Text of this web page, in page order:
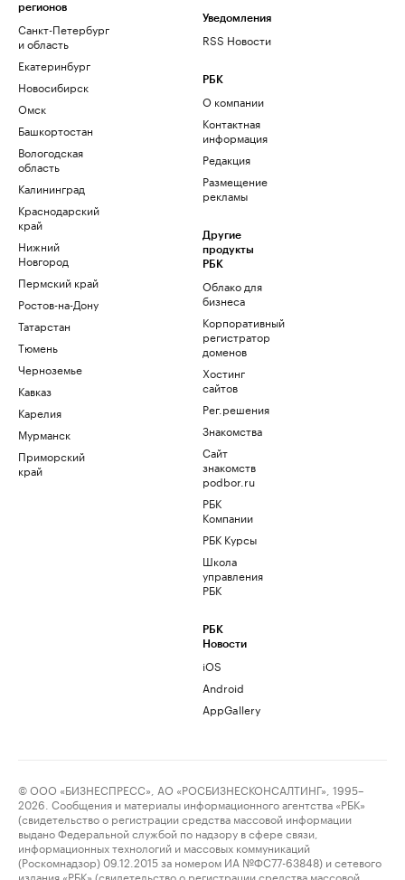
регионов
Санкт-Петербург
и область
Екатеринбург
Новосибирск
Омск
Башкортостан
Вологодская
область
Калининград
Краснодарский
край
Нижний
Новгород
Пермский край
Ростов-на-Дону
Татарстан
Тюмень
Черноземье
Кавказ
Карелия
Мурманск
Приморский
край
Уведомления
RSS Новости
РБК
О компании
Контактная
информация
Редакция
Размещение
рекламы
Другие
продукты
РБК
Облако для
бизнеса
Корпоративный
регистратор
доменов
Хостинг
сайтов
Рег.решения
Знакомства
Сайт
знакомств
podbor.ru
РБК
Компании
РБК Курсы
Школа
управления
РБК
РБК
Новости
iOS
Android
AppGallery
© ООО «БИЗНЕСПРЕСС», АО «РОСБИЗНЕСКОНСАЛТИНГ», 1995–
2026. Сообщения и материалы информационного агентства «РБК»
(свидетельство о регистрации средства массовой информации
выдано Федеральной службой по надзору в сфере связи,
информационных технологий и массовых коммуникаций
(Роскомнадзор) 09.12.2015 за номером ИА №ФС77-63848) и сетевого
издания «РБК» (свидетельство о регистрации средства массовой